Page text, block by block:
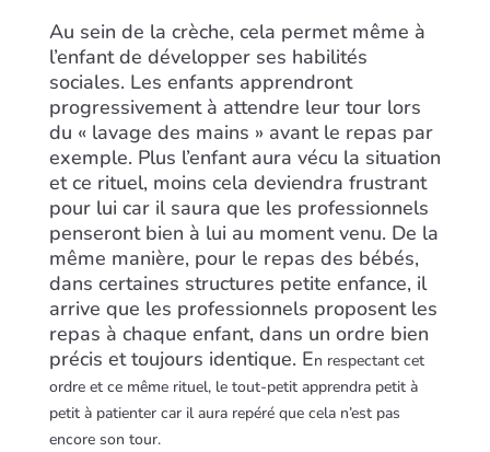
Au sein de la crèche, cela permet même à
l’enfant de développer ses habilités
sociales. Les enfants apprendront
progressivement à attendre leur tour lors
du « lavage des mains » avant le repas par
exemple. Plus l’enfant aura vécu la situation
et ce rituel, moins cela deviendra frustrant
pour lui car il saura que les professionnels
penseront bien à lui au moment venu. De la
même manière, pour le repas des bébés,
dans certaines structures petite enfance, il
arrive que les professionnels proposent les
repas à chaque enfant, dans un ordre bien
précis et toujours identique. En respectant cet
ordre et ce même rituel, le tout-petit apprendra petit à
petit à patienter car il aura repéré que cela n’est pas
encore son tour.